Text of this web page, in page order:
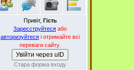
Привіт, Гість
Зареєструйтеся або
авторизуйтеся і отримайте всі
переваги сайту.
Увійти через uID
Стара форма входу